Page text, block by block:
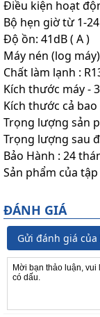
Điều kiện hoạt
Bộ hẹn giờ từ 1-
Độ ồn: 41dB ( A )
Máy nén (log
Chất làm lạnh :
Kích thước máy -
Kích thước cả bao
Trọng lượng sản
Trọng lượng sau
Bảo Hành : 24
Sản phẩm của
ĐÁNH GIÁ
Gửi đánh giá của